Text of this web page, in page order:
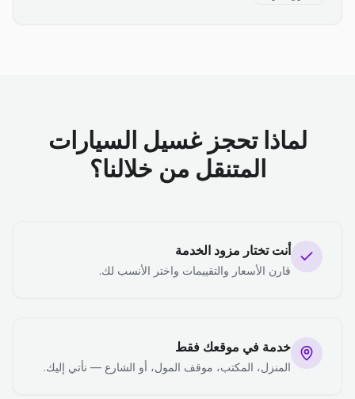
لماذا تحجز غسيل السيارات
المتنقل من خلالنا؟
أنت تختار مزود الخدمة
قارن الأسعار والتقييمات واختر الأنسب لك.
خدمة في موقعك فقط
المنزل، المكتب، موقف المول، أو الشارع — نأتي إليك.